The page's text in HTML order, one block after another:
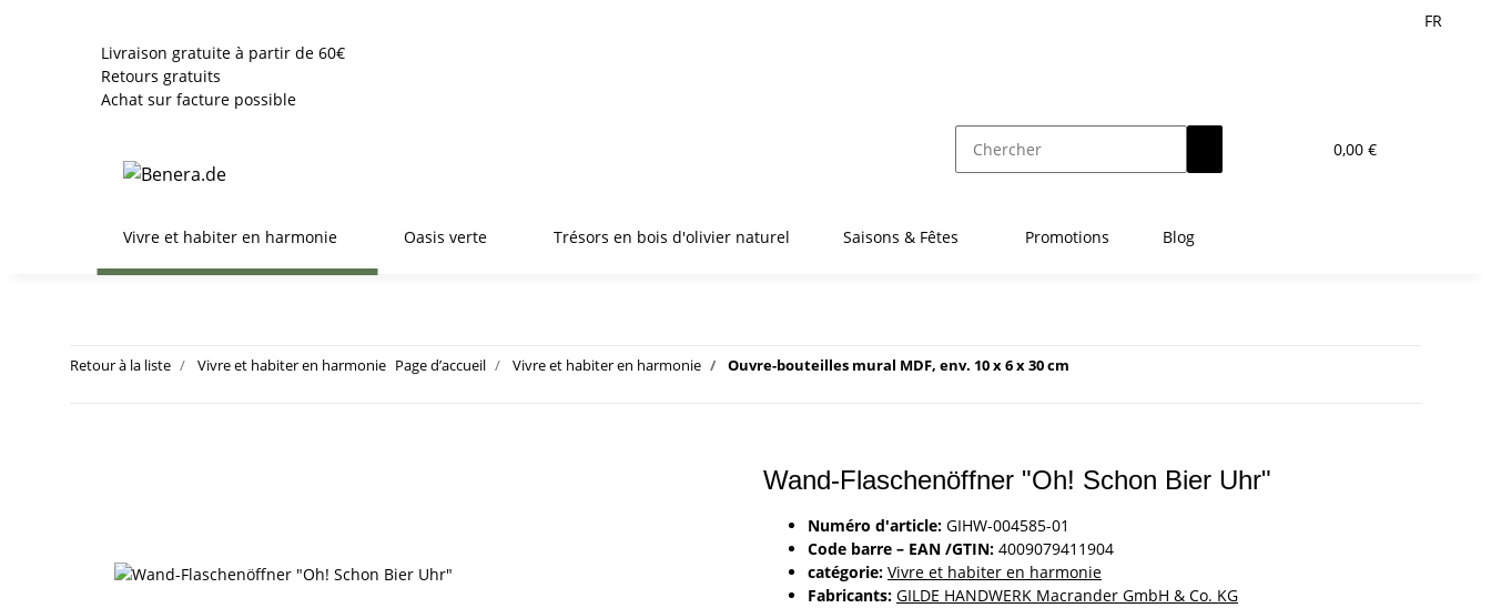
FR
Livraison gratuite à partir de 60€
Retours gratuits
Achat sur facture possible
0,00 €
Vivre et habiter en harmonie Oasis verte Trésors en bois d'olivier naturel Saisons & Fêtes Promotions Blog
Retour à la liste Vivre et habiter en harmonie Page d’accueil Vivre et habiter en harmonie Ouvre-bouteilles mural MDF, env. 10 x 6 x 30 cm
Wand-Flaschenöffner "Oh! Schon Bier Uhr"
Numéro d'article: GIHW-004585-01
Code barre – EAN /GTIN: 4009079411904
catégorie: Vivre et habiter en harmonie
Fabricants: GILDE HANDWERK Macrander GmbH & Co. KG